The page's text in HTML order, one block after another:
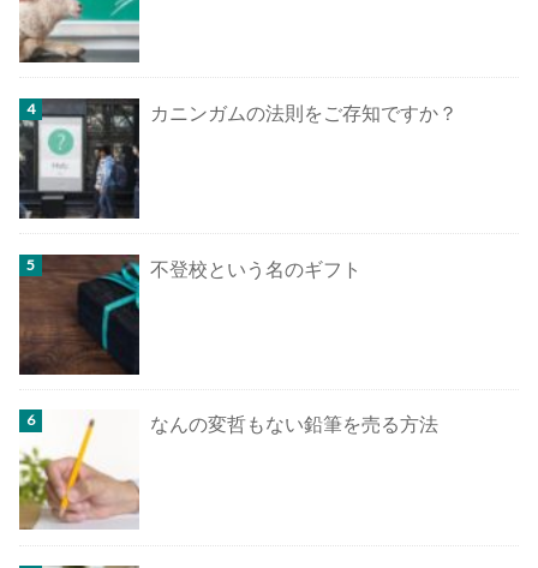
カニンガムの法則をご存知ですか？
不登校という名のギフト
なんの変哲もない鉛筆を売る方法